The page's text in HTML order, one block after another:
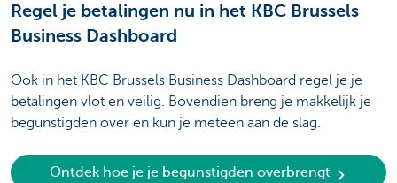
Regel je betalingen nu in het KBC Brussels
Business Dashboard
Ook in het KBC Brussels Business Dashboard regel je je
betalingen vlot en veilig. Bovendien breng je makkelijk je
begunstigden over en kun je meteen aan de slag.
Ontdek hoe je je begunstigden overbrengt